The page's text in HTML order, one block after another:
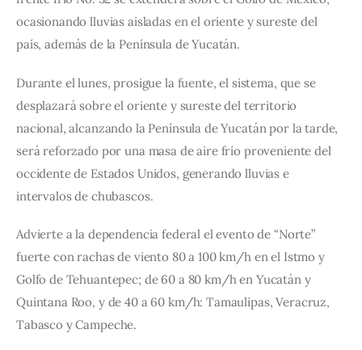
ocasionando lluvias aisladas en el oriente y sureste del
país, además de la Península de Yucatán.
Durante el lunes, prosigue la fuente, el sistema, que se
desplazará sobre el oriente y sureste del territorio
nacional, alcanzando la Península de Yucatán por la tarde,
será reforzado por una masa de aire frío proveniente del
occidente de Estados Unidos, generando lluvias e
intervalos de chubascos.
Advierte a la dependencia federal el evento de “Norte”
fuerte con rachas de viento 80 a 100 km/h en el Istmo y
Golfo de Tehuantepec; de 60 a 80 km/h en Yucatán y
Quintana Roo, y de 40 a 60 km/h: Tamaulipas, Veracruz,
Tabasco y Campeche.